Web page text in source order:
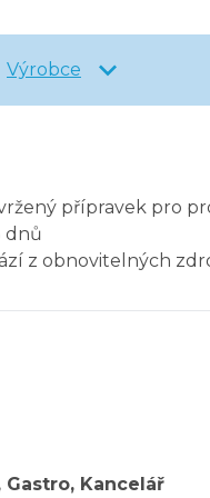
Výrobce
přípravek pro
dnů
z obnovitelných
Kancelář